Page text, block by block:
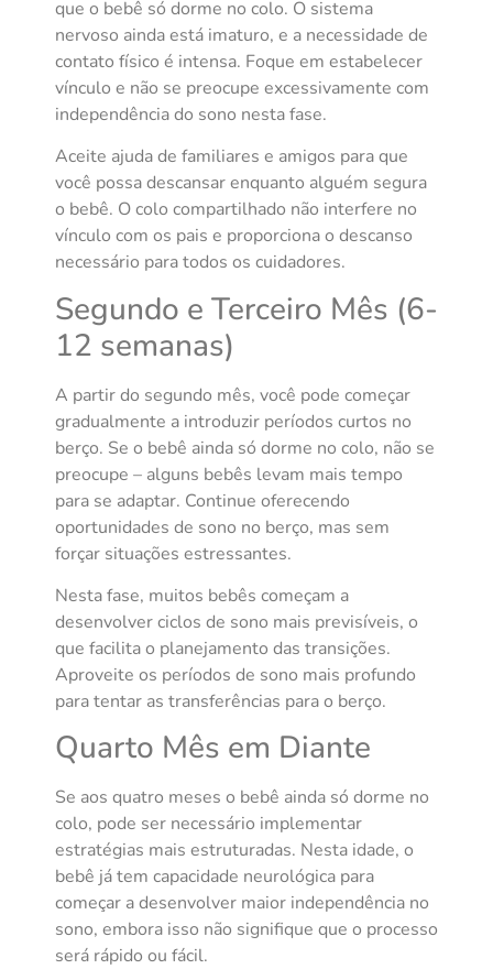
que o bebê só dorme no colo. O sistema
nervoso ainda está imaturo, e a necessidade de
contato físico é intensa. Foque em estabelecer
vínculo e não se preocupe excessivamente com
independência do sono nesta fase.
Aceite ajuda de familiares e amigos para que
você possa descansar enquanto alguém segura
o bebê. O colo compartilhado não interfere no
vínculo com os pais e proporciona o descanso
necessário para todos os cuidadores.
Segundo e Terceiro Mês (6-
12 semanas)
A partir do segundo mês, você pode começar
gradualmente a introduzir períodos curtos no
berço. Se o bebê ainda só dorme no colo, não se
preocupe – alguns bebês levam mais tempo
para se adaptar. Continue oferecendo
oportunidades de sono no berço, mas sem
forçar situações estressantes.
Nesta fase, muitos bebês começam a
desenvolver ciclos de sono mais previsíveis, o
que facilita o planejamento das transições.
Aproveite os períodos de sono mais profundo
para tentar as transferências para o berço.
Quarto Mês em Diante
Se aos quatro meses o bebê ainda só dorme no
colo, pode ser necessário implementar
estratégias mais estruturadas. Nesta idade, o
bebê já tem capacidade neurológica para
começar a desenvolver maior independência no
sono, embora isso não signifique que o processo
será rápido ou fácil.